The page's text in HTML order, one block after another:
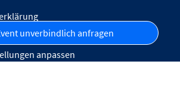
unverbindlich anfragen
anpassen